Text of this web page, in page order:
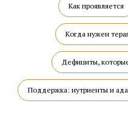
Как проявляется
Когда нужен
Дефициты,
Поддержка: нутриенты и